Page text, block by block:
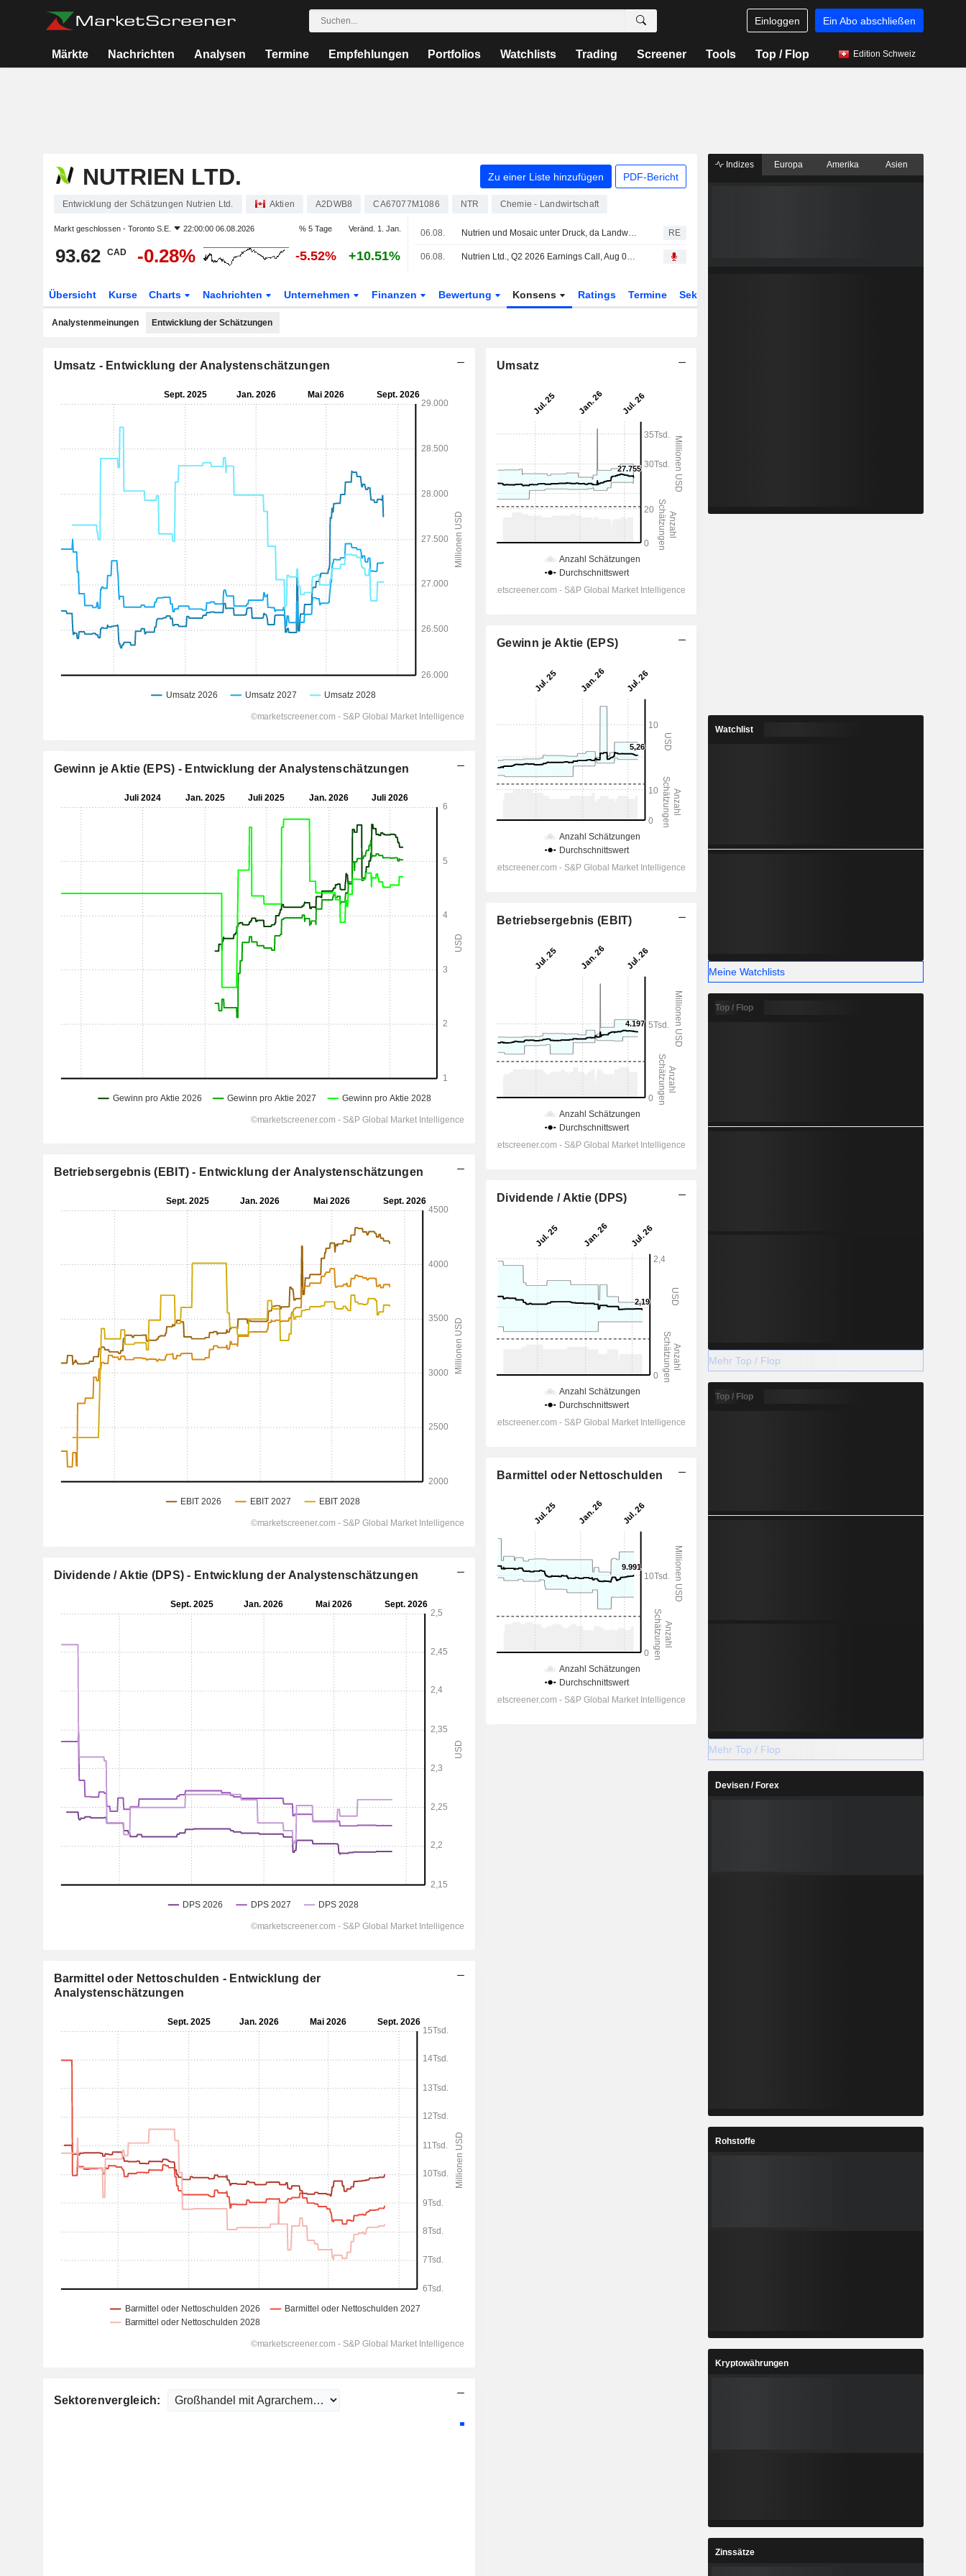
Einloggen Ein Abo abschließen
Märkte Nachrichten Analysen Termine Empfehlungen Portfolios Watchlists Trading Screener Tools Top / Flop Edition Schweiz
NUTRIEN LTD. Zu einer Liste hinzufügen PDF-Bericht
Entwicklung der Schätzungen Nutrien Ltd. Aktien A2DWB8 CA67077M1086 NTR Chemie - Landwirtschaft
Markt geschlossen - Toronto S.E. 22:00:00 06.08.2026 % 5 Tage Veränd. 1. Jan.
93.62 CAD -0.28% -5.52% +10.51%
06.08. Nutrien und Mosaic unter Druck, da Landwirte nach Preissprung weniger Dünger einsetzen RE
06.08. Nutrien Ltd., Q2 2026 Earnings Call, Aug 06, 2026
Übersicht Kurse Charts Nachrichten Unternehmen Finanzen Bewertung Konsens Ratings Termine Sektor
Analystenmeinungen Entwicklung der Schätzungen
Umsatz - Entwicklung der Analystenschätzungen
Gewinn je Aktie (EPS) - Entwicklung der Analystenschätzungen
Betriebsergebnis (EBIT) - Entwicklung der Analystenschätzungen
Dividende / Aktie (DPS) - Entwicklung der Analystenschätzungen
Barmittel oder Nettoschulden - Entwicklung der
Analystenschätzungen
Sektorenvergleich:
Umsatz
Gewinn je Aktie (EPS)
Betriebsergebnis (EBIT)
Dividende / Aktie (DPS)
Barmittel oder Nettoschulden
Indizes Europa Amerika Asien
Watchlist
Meine Watchlists
Top / Flop
Mehr Top / Flop
Top / Flop
Mehr Top / Flop
Devisen / Forex
Rohstoffe
Kryptowährungen
Zinssätze